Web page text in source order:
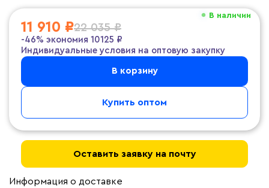
В наличии
11 910 ₽22 035 ₽
-46% экономия 10125 ₽
Индивидуальные условия на оптовую закупку
В корзину
Купить оптом
Оставить заявку на почту
Информация о доставке